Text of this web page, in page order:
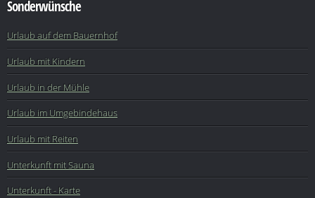
Sonderwünsche
Urlaub auf dem Bauernhof
Urlaub mit Kindern
Urlaub in der Mühle
Urlaub im Umgebindehaus
Urlaub mit Reiten
Unterkunft mit Sauna
Unterkunft - Karte